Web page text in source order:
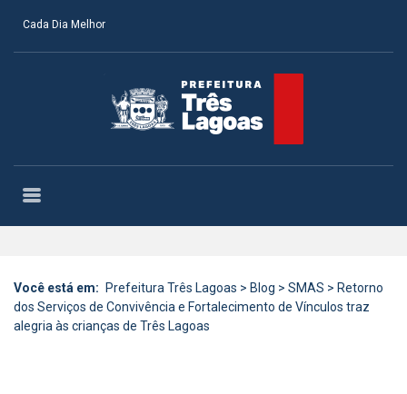
Cada Dia Melhor
Você está em: Prefeitura Três Lagoas > Blog > SMAS > Retorno
dos Serviços de Convivência e Fortalecimento de Vínculos traz
alegria às crianças de Três Lagoas